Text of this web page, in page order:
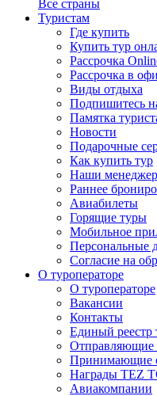
Все страны
Туристам
Где купить
Купить тур
Рассрочка
Рассрочка в
Виды отдыха
Подпишитесь
Памятка
Новости
Подарочные
Как купить тур
Наши
Раннее
Авиабилеты
Горящие туры
Мобильное
Персональные
Согласие на
О туроператоре
О туроператоре
Вакансии
Контакты
Единый реестр
Отправляющие
Принимающие
Награды TEZ
Авиакомпании